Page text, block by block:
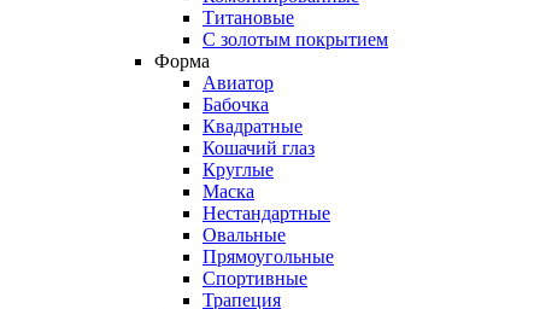
Титановые
С золотым покрытием
Форма
Авиатор
Бабочка
Квадратные
Кошачий глаз
Круглые
Маска
Нестандартные
Овальные
Прямоугольные
Спортивные
Трапеция